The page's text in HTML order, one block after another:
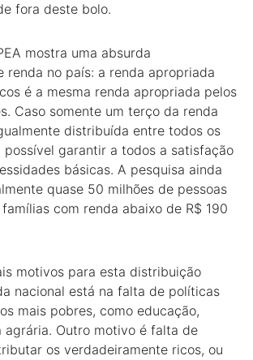
fora deste bolo.
mostra uma absurda
renda no país: a renda apropriada
é a mesma renda apropriada pelos
Caso somente um terço da renda
distribuída entre todos os
possível garantir a todos a satisfação
básicas. A pesquisa ainda
quase 50 milhões de pessoas
com renda abaixo de R$ 190
motivos para esta distribuição
nacional está na falta de políticas
mais pobres, como educação,
agrária. Outro motivo é falta de
os verdadeiramente ricos, ou